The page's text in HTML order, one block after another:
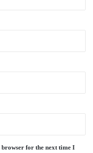
browser for the next time I